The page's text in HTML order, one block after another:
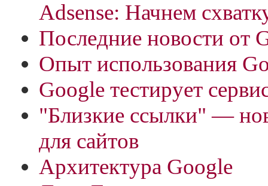
Adsense: Начнем
Последние новости от
Опыт использования
Google тестирует
"Близкие ссылки" —
для сайтов
Архитектура Google